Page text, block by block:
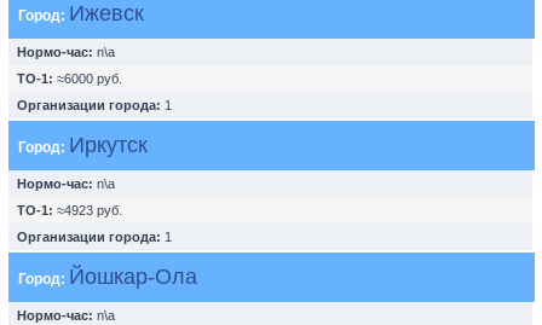
Город: Ижевск
Нормо-час: n\a
ТО-1: ≈6000 руб.
Организации города: 1
Город: Иркутск
Нормо-час: n\a
ТО-1: ≈4923 руб.
Организации города: 1
Город: Йошкар-Ола
Нормо-час: n\a